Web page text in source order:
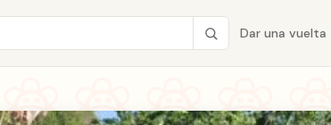
Dar una vuelta